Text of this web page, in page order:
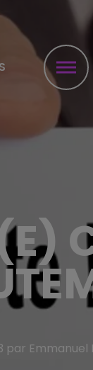
par Emmanuel